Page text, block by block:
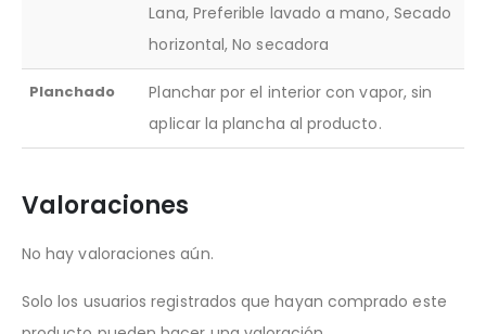
Lana, Preferible lavado a mano, Secado
horizontal, No secadora
Planchado
Planchar por el interior con vapor, sin
aplicar la plancha al producto.
Valoraciones
No hay valoraciones aún.
Solo los usuarios registrados que hayan comprado este